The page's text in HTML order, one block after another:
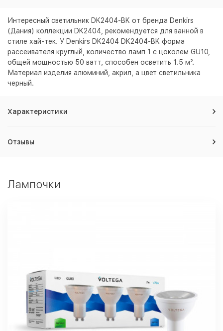
Интересный светильник DK2404-BK от бренда Denkirs
(Дания) коллекции DK2404, рекомендуется для ванной в
стиле хай-тек. У Denkirs DK2404 DK2404-BK форма
рассеивателя круглый, количество ламп 1 с цоколем GU10,
общей мощностью 50 ватт, способен осветить 1.5 м².
Материал изделия алюминий, акрил, а цвет светильника
черный.
Характеристики
Отзывы
Лампочки